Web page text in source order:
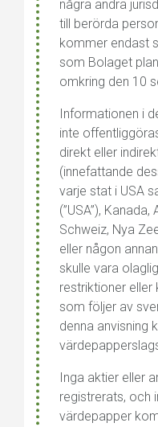
några andra
till berörda
kommer endast
som Bolaget
omkring den 10
Informationen i
inte
direkt eller
(innefattande
varje stat i USA
(”USA”),
Schweiz, Nya
eller någon
skulle vara
restriktioner eller
som följer av
denna anvisning
Inga aktier eller
registrerats, och
värdepapper